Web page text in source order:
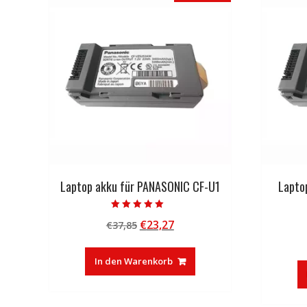
Laptop akku für PANASONIC CF-U1
5.00
von 5
€37,85 Ursprünglicher
war:
€37,85
€23,27Aktueller
ist:
€23,27.
In den Warenkorb